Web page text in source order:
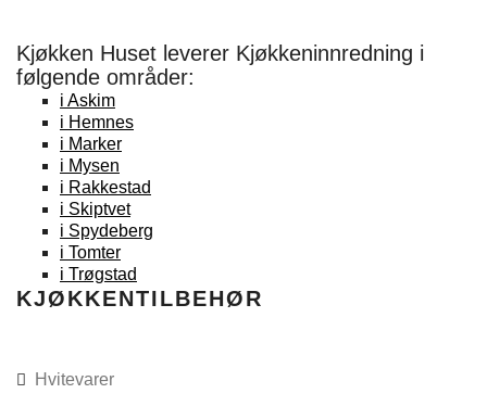
BENKEPLATER
GARDEROBE
KAMPANJER
KONTAKT
BESTILL KATALOG
TEGNETIME
Kjøkken Huset leverer Kjøkkeninnredning i
følgende områder:
i Askim
i Hemnes
i Marker
i Mysen
i Rakkestad
i Skiptvet
i Spydeberg
i Tomter
i Trøgstad
KJØKKENTILBEHØR
Hvitevarer